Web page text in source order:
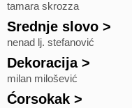
tamara skrozza
Srednje slovo >
nenad lj. stefanović
Dekoracija>
milan milošević
Ćorsokak >